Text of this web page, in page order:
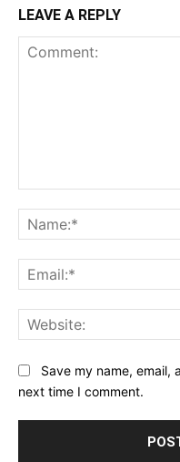
LEAVE A REPLY
Save my name, email,
next time I comment.